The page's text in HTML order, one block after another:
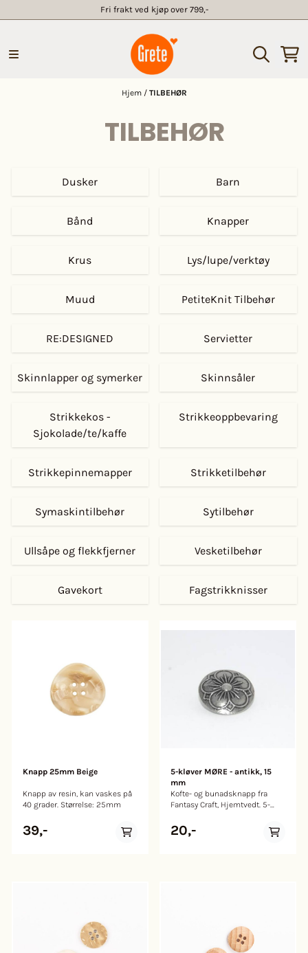
Fri frakt ved kjøp over 799,-
Hjem / TILBEHØR
TILBEHØR
Dusker Barn
Bånd Knapper
Krus Lys/lupe/verktøy
Muud PetiteKnit Tilbehør
RE:DESIGNED Servietter
Skinnlapper og symerker Skinnsåler
Strikkekos -
Sjokolade/te/kaffe
Strikkeoppbevaring
Strikkepinnemapper Strikketilbehør
Symaskintilbehør Sytilbehør
Ullsåpe og flekkfjerner Vesketilbehør
Gavekort Fagstrikknisser
Knapp 25mm Beige
Knapp av resin, kan vaskes på
40 grader. Størrelse: 25mm
39,-
5-kløver MØRE - antikk, 15
mm
Kofte- og bunadsknapp fra
Fantasy Craft, Hjemtvedt. 5-
mm. Farge: antikk. OBS!
Fargen "Antikk" kan se en
20,-